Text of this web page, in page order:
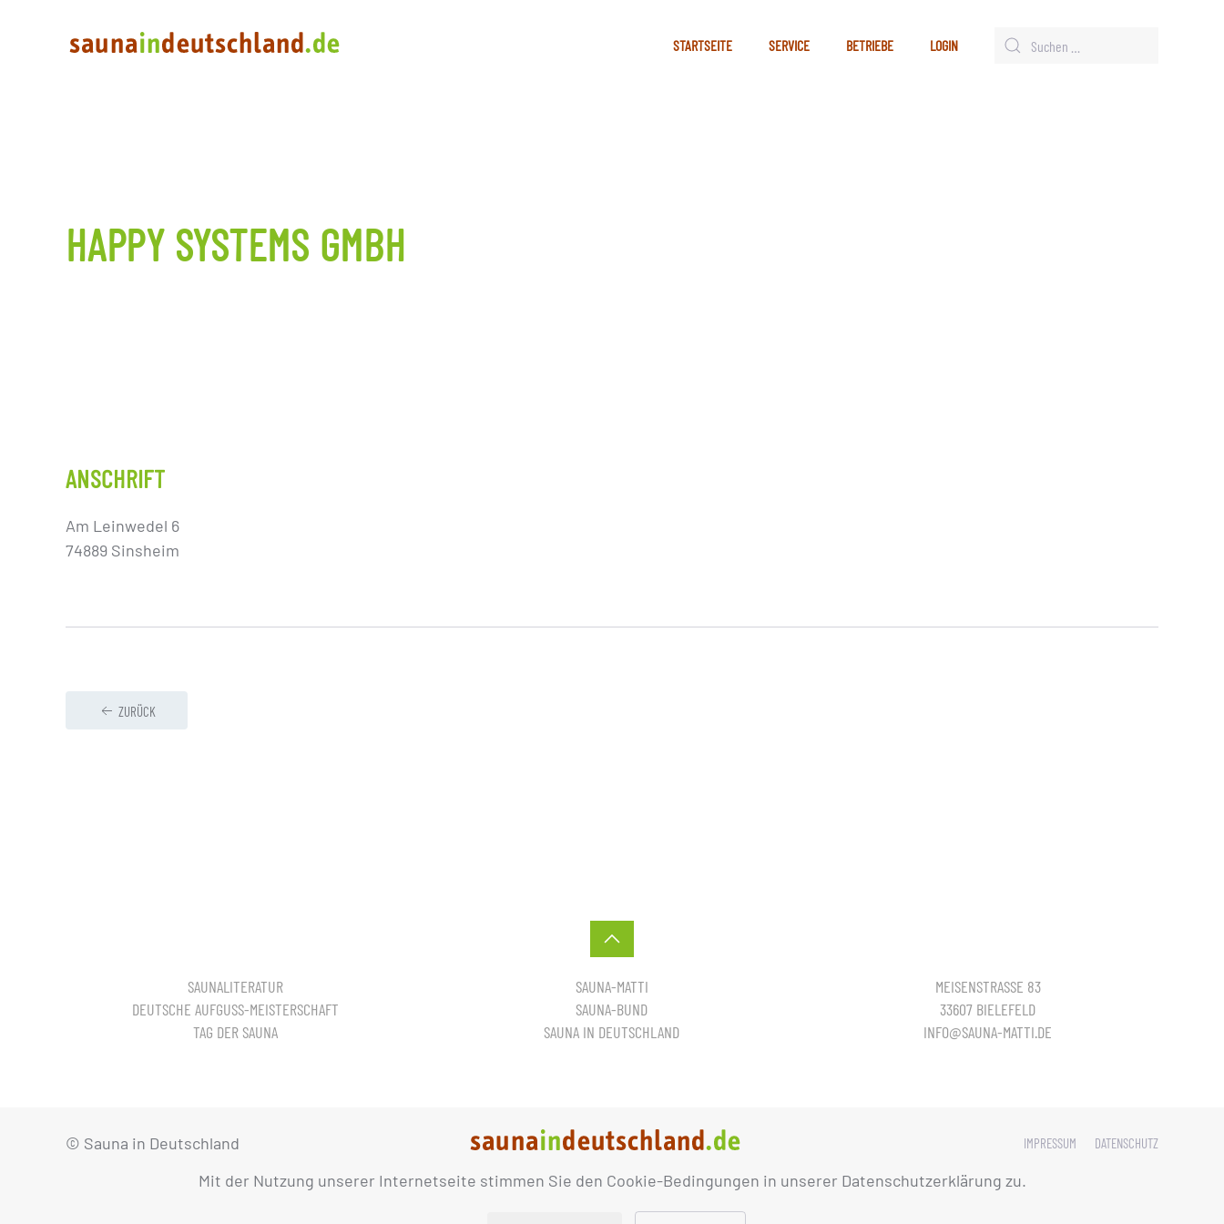
Mit der Nutzung unserer Internetseite stimmen Sie den Cookie-Bedingungen in unserer Datenschutzerklärung zu.
STARTSEITE SERVICE BETRIEBE LOGIN
HAPPY SYSTEMS GMBH
ANSCHRIFT
Am Leinwedel 6
74889 Sinsheim
ZURÜCK
SAUNALITERATUR
DEUTSCHE AUFGUSS-MEISTERSCHAFT
TAG DER SAUNA
SAUNA-MATTI
SAUNA-BUND
SAUNA IN DEUTSCHLAND
MEISENSTRASSE 83
33607 BIELEFELD
INFO@SAUNA-MATTI.DE
© Sauna in Deutschland IMPRESSUM DATENSCHUTZ